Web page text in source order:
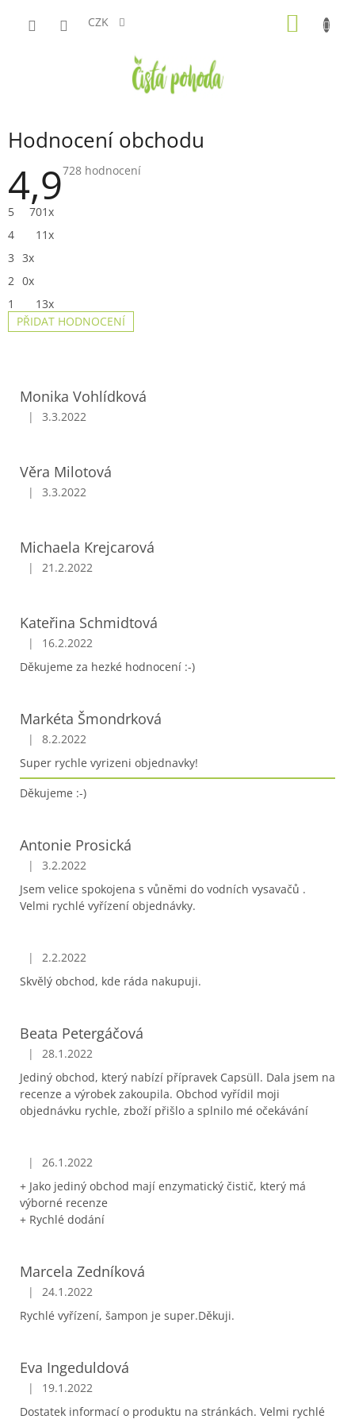
CZK
Hodnocení obchodu
4,9Průměrné
728 hodnocení
5
701x
4
11x
3 3x
2 0x
1
13x
PŘIDAT HODNOCENÍ
V
Monika Vohlídková
Hodnocení obchodu je 5 z 5 hvězdiček.
| 3.3.2022
Věra Milotová
Hodnocení obchodu je 5 z 5 hvězdiček.
| 3.3.2022
Michaela Krejcarová
Hodnocení obchodu je 5 z 5 hvězdiček.
| 21.2.2022
Kateřina Schmidtová
Hodnocení obchodu je 5 z 5 hvězdiček.
|
16.2.2022
Děkujeme za hezké hodnocení :-)
Markéta Šmondrková
Hodnocení obchodu je 5 z 5 hvězdiček.
|
8.2.2022
Super rychle vyrizeni objednavky!
Děkujeme :-)
Antonie Prosická
Hodnocení obchodu je 5 z 5 hvězdiček.
|
3.2.2022
Jsem velice spokojena s vůněmi do vodních vysavačů .
Velmi rychlé vyřízení objednávky.
Hodnocení obchodu je 5 z 5 hvězdiček.
|
2.2.2022
Skvělý obchod, kde ráda nakupuji.
Beata Petergáčová
Hodnocení obchodu je 5 z 5 hvězdiček.
|
28.1.2022
Jediný obchod, který nabízí přípravek Capsüll. Dala jsem na
recenze a výrobek zakoupila. Obchod vyřídil moji
objednávku rychle, zboží přišlo a splnilo mé očekávání
Hodnocení obchodu je 5 z 5 hvězdiček.
|
26.1.2022
+ Jako jediný obchod mají enzymatický čistič, který má
výborné recenze
+ Rychlé dodání
Marcela Zedníková
Hodnocení obchodu je 5 z 5 hvězdiček.
|
24.1.2022
Rychlé vyřízení, šampon je super.Děkuji.
Eva Ingeduldová
Hodnocení obchodu je 5 z 5 hvězdiček.
|
19.1.2022
Dostatek informací o produktu na stránkách. Velmi rychlé